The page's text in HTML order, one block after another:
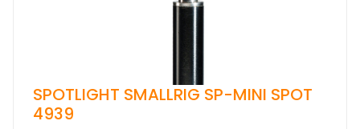
SPOTLIGHT SMALLRIG SP-MINI SPOT
4939